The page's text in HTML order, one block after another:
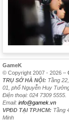
GameK
© Copyright 2007 - 2026 –
TRỤ SỞ HÀ NỘI: Tầng
01, phố Nguyễn Huy
Điện thoại: 024 7309 5555.
Email: info@gamek.vn
VPĐD TẠI TP.HCM: Tầng
Minh